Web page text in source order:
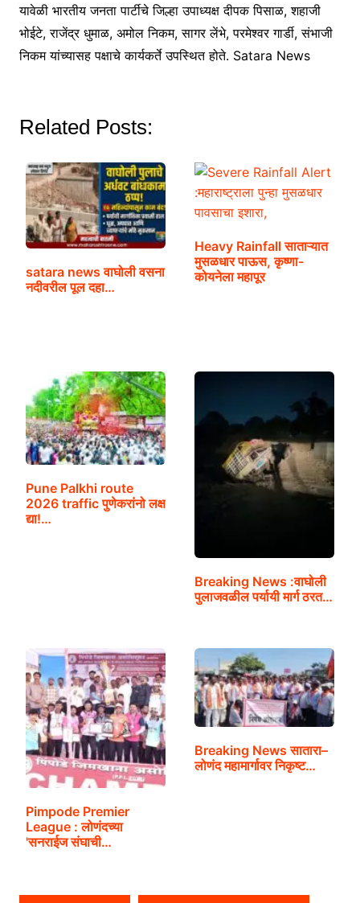
यावेळी भारतीय जनता पार्टीचे जिल्हा उपाध्यक्ष दीपक पिसाळ, शहाजी
भोईटे, राजेंद्र धुमाळ, अमोल निकम, सागर लेंभे, परमेश्वर गार्डी, संभाजी
निकम यांच्यासह पक्षाचे कार्यकर्ते उपस्थित होते. Satara News
Related Posts:
satara news वाघोली वसना
नदीवरील पूल दहा…
Heavy Rainfall साताऱ्यात
मुसळधार पाऊस, कृष्णा-
कोयनेला महापूर
Pune Palkhi route
2026 traffic पुणेकरांनो लक्ष
द्या!…
Breaking News :वाघोली
पुलाजवळील पर्यायी मार्ग ठरत…
Pimpode Premier
League : लोणंदच्या
'सनराईज संघाची…
Breaking News सातारा–
लोणंद महामार्गावर निकृष्ट…